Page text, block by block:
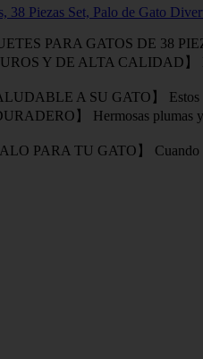
38 Piezas Set, Palo de Gato
PARA GATOS DE 38
Y DE ALTA CALIDAD】
A SU GATO】 Estos
】 Hermosas plumas y
PARA TU GATO】 Cuando